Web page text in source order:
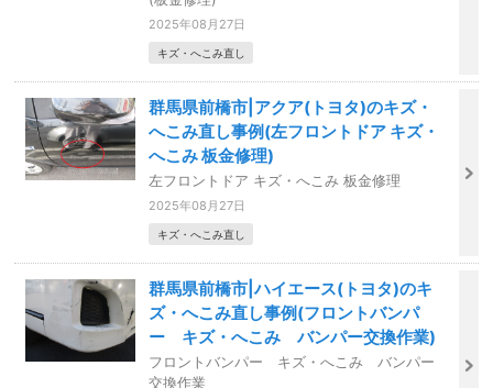
2025年08月27日
キズ・へこみ直し
群馬県前橋市|アクア(トヨタ)のキズ・
へこみ直し事例(左フロントドア キズ・
へこみ 板金修理)
左フロントドア キズ・へこみ 板金修理
2025年08月27日
キズ・へこみ直し
群馬県前橋市|ハイエース(トヨタ)のキ
ズ・へこみ直し事例(フロントバンパ
ー キズ・へこみ バンパー交換作業)
フロントバンパー キズ・へこみ バンパー
交換作業